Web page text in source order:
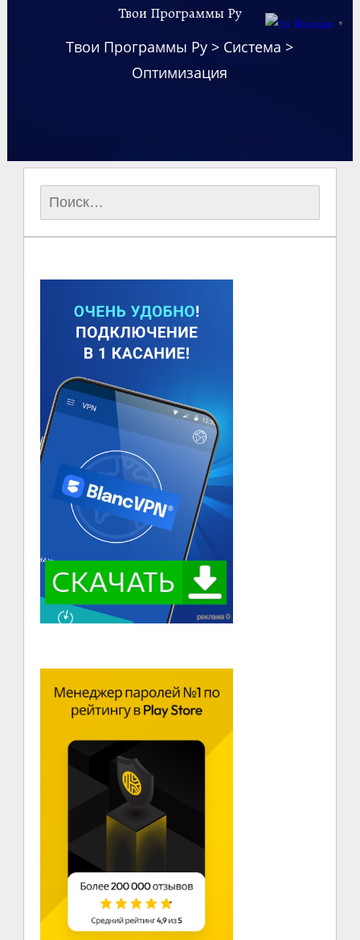
Твои Программы Ру
Твои Программы Ру > Система >
Оптимизация
Найти:
Russian ▼